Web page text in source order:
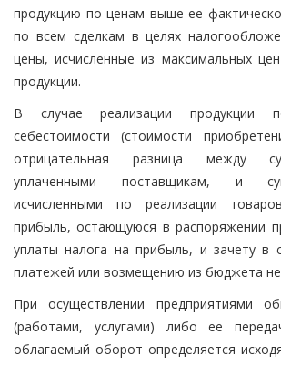
продукцию по ценам выше ее
по всем сделкам в целях
цены, исчисленные из максимальных
продукции.
В случае реализации продукции
себестоимости (стоимости
отрицательная разница между
уплаченными поставщикам, и
исчисленными по реализации
прибыль, остающуюся в распоряжении
уплаты налога на прибыль, и зачету в
платежей или возмещению из бюджета
При осуществлении предприятиями
(работами, услугами) либо ее
облагаемый оборот определяется